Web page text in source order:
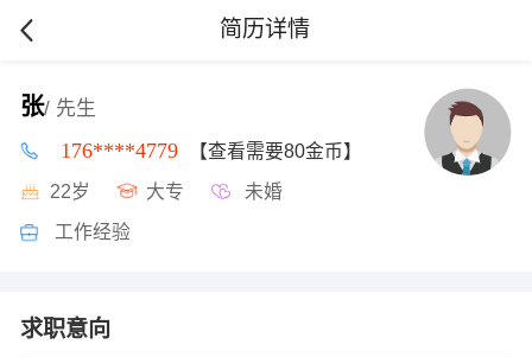
简历详情
张/ 先生
176****4779 【查看需要80金币】
22岁 大专 未婚
工作经验
求职意向